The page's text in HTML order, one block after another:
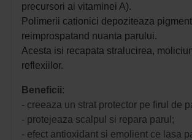
precursori ai vitaminei A).
Polimerii cationici depoziteaza
reimprospatand nuanta parului.
Acesta isi recapata stralucirea,
reflexiilor.
Beneficii:
- creeaza un strat protector pe firul de
- protejeaza scalpul si repara parul;
- efect antioxidant si emolient ce lasa